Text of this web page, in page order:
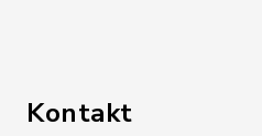
Kontakt